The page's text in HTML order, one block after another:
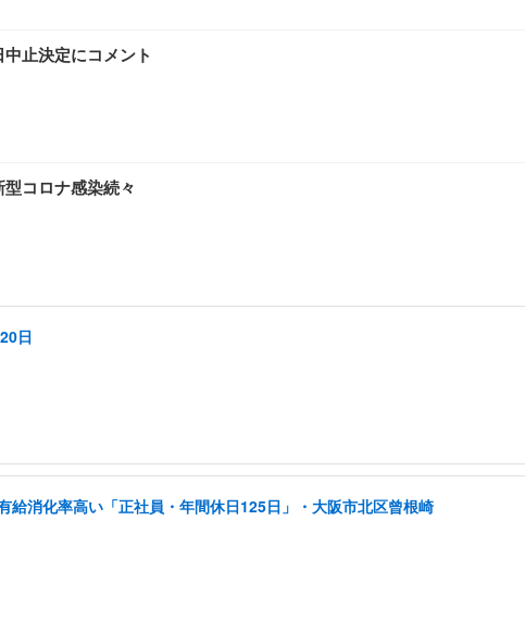
止決定にコメント
コロナ感染続々
日
消化率高い「正社員・年間休日125日」・大阪市北区曾根崎